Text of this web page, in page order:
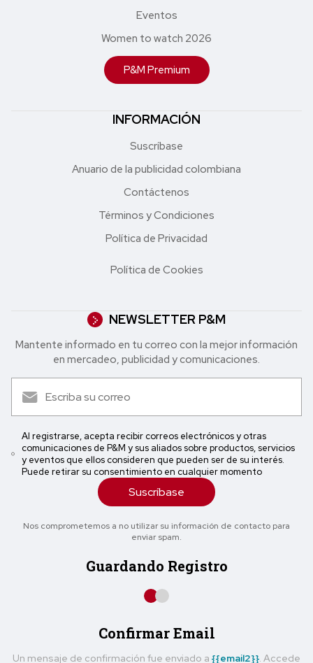
Eventos
Women to watch 2026
P&M Premium
INFORMACIÓN
Suscríbase
Anuario de la publicidad colombiana
Contáctenos
Términos y Condiciones
Política de Privacidad
Política de Cookies
NEWSLETTER P&M
Mantente informado en tu correo con la mejor in formación
en mercadeo, publicidad y comunicaciones.
Al registrarse, acepta recibir correos electrónicos y otras
comunicaciones de P&M y sus aliados sobre productos, servicios
y eventos que ellos consideren que pueden ser de su interés.
Puede retirar su consentimiento en cualquier momento
Suscríbase
Nos comprometemos a no utilizar su información de contacto para
enviar spam.
Guardando Registro
Confirmar Email
Un mensaje de confirmación fue enviado a {{email2}} . Accede